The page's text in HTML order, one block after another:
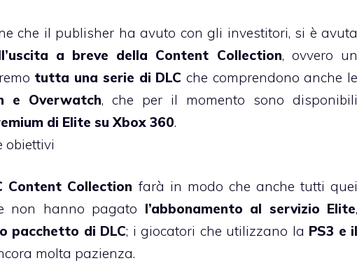
che il publisher ha avuto con gli investitori, si è avuta
a breve della Content Collection, ovvero un
tutta una serie di DLC che comprendono anche le
e Overwatch, che per il momento sono disponibili
di Elite su Xbox 360.
obiettivi
Content Collection farà in modo che anche tutti quei
non hanno pagato l’abbonamento al servizio Elite,
pacchetto di DLC; i giocatori che utilizzano la PS3 e il
molta pazienza.